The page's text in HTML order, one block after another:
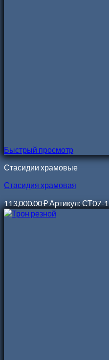
Быстрый просмотр
Стасидии храмовые
Стасидия храмовая
113,000.00₽Артикул: СТ07-1